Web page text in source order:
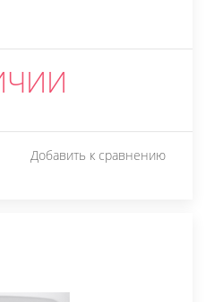
Добавить к сравнению